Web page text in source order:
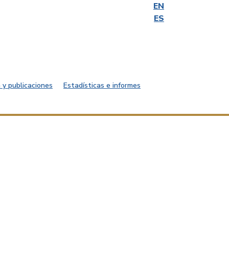
EN
ES
publicaciones Estadísticas e informes